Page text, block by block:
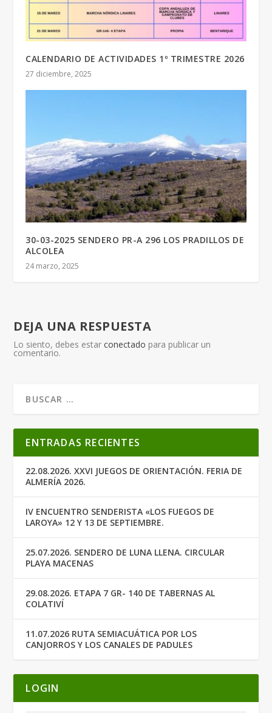
CALENDARIO DE ACTIVIDADES 1º TRIMESTRE 2026
27 diciembre, 2025
30-03-2025 SENDERO PR-A 296 LOS PRADILLOS DE
ALCOLEA
24 marzo, 2025
DEJA UNA RESPUESTA
Lo siento, debes estarconectado para publicar un
comentario.
ENTRADAS RECIENTES
22.08.2026. XXVI JUEGOS DE ORIENTACIÓN. FERIA DE
ALMERÍA 2026.
IV ENCUENTRO SENDERISTA «LOS FUEGOS DE
LAROYA» 12 Y 13 DE SEPTIEMBRE.
25.07.2026. SENDERO DE LUNA LLENA. CIRCULAR
PLAYA MACENAS
29.08.2026. ETAPA 7 GR- 140 DE TABERNAS AL
COLATIVÍ
11.07.2026 RUTA SEMIACUÁTICA POR LOS
CANJORROS Y LOS CANALES DE PADULES
LOGIN